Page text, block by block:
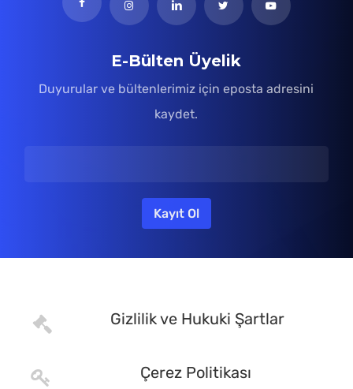
E-Bülten Üyelik
Duyurular ve bültenlerimiz için eposta adresini
kaydet.
Gizlilik ve Hukuki Şartlar
Çerez Politikası